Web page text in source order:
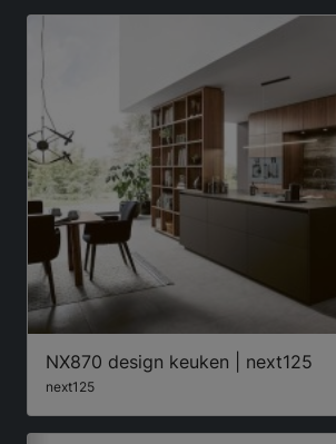
NX870 design keuken | next125
next125